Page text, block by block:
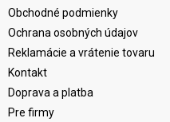
Obchodné podmienky
Ochrana osobných údajov
Reklamácie a vrátenie tovaru
Kontakt
Doprava a platba
Pre firmy